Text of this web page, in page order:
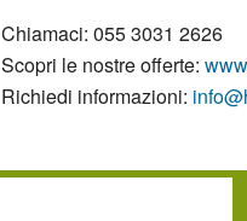
Chiamaci: 055 3031 2626
Scopri le nostre offerte:
Richiedi informazioni: